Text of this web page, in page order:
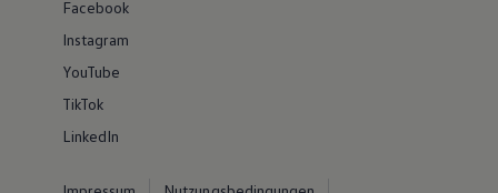
Facebook
Instagram
YouTube
TikTok
LinkedIn